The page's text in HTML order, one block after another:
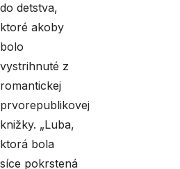
do detstva,
ktoré akoby
bolo
vystrihnuté z
romantickej
prvorepublikovej
knižky. „Luba,
ktorá bola
síce pokrstená